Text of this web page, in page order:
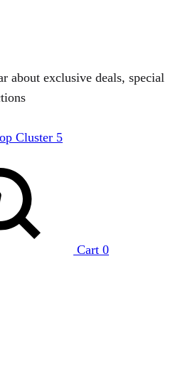
about exclusive deals, special
Cart 0